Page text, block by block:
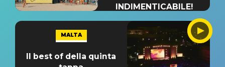
INDIMENTICABILE!
MALTA
Il best of della quinta